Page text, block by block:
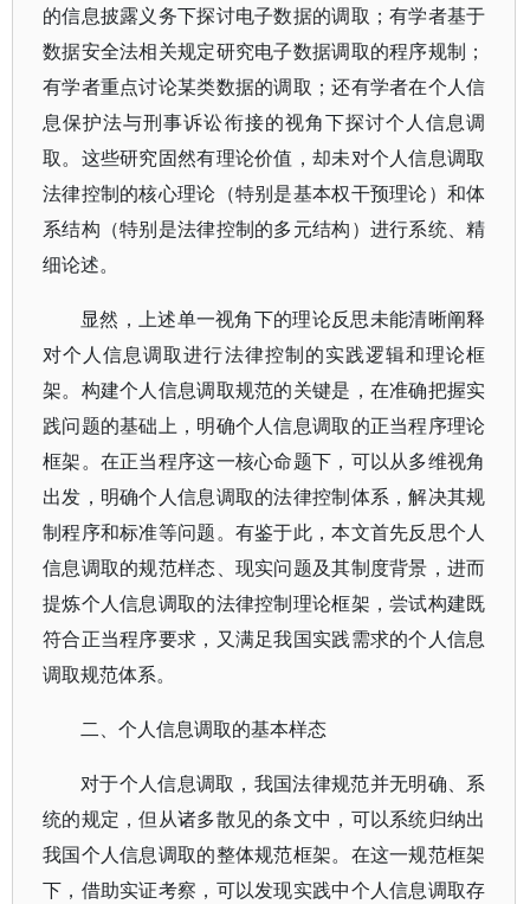
的信息披露义务下探讨电子数据的调取；有学者基于
数据安全法相关规定研究电子数据调取的程序规制；
有学者重点讨论某类数据的调取；还有学者在个人信
息保护法与刑事诉讼衔接的视角下探讨个人信息调
取。这些研究固然有理论价值，却未对个人信息调取
法律控制的核心理论（特别是基本权干预理论）和体
系结构（特别是法律控制的多元结构）进行系统、精
细论述。
显然，上述单一视角下的理论反思未能清晰阐释
对个人信息调取进行法律控制的实践逻辑和理论框
架。构建个人信息调取规范的关键是，在准确把握实
践问题的基础上，明确个人信息调取的正当程序理论
框架。在正当程序这一核心命题下，可以从多维视角
出发，明确个人信息调取的法律控制体系，解决其规
制程序和标准等问题。有鉴于此，本文首先反思个人
信息调取的规范样态、现实问题及其制度背景，进而
提炼个人信息调取的法律控制理论框架，尝试构建既
符合正当程序要求，又满足我国实践需求的个人信息
调取规范体系。
二、个人信息调取的基本样态
对于个人信息调取，我国法律规范并无明确、系
统的规定，但从诸多散见的条文中，可以系统归纳出
我国个人信息调取的整体规范框架。在这一规范框架
下，借助实证考察，可以发现实践中个人信息调取存